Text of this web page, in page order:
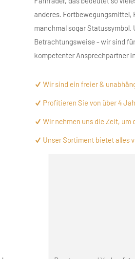
anderes. Fortbewegungsmittel,
manchmal sogar Statussymbol.
Betrachtungsweise - wir sind
kompetenter Ansprechpartner
Wir sind ein freier &
Profitieren Sie von über 4
Wir nehmen uns die Zeit, um
Unser Sortiment bietet alles